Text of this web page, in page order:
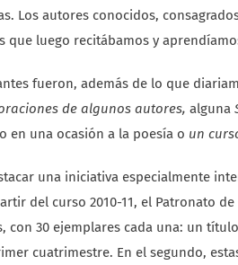
Los autores conocidos,
que luego recitábamos y
fueron, además de lo que
de algunos autores, alguna
en una ocasión a la poesía o un
una iniciativa especialmente
del curso 2010-11, el Patronato
con 30 ejemplares cada una: un
cuatrimestre. En el segundo,